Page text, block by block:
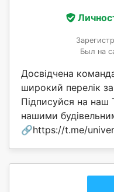
Был на
Досвідчена
широкий перелік
Підписуйся на наш
нашими
🔗https://t.me/